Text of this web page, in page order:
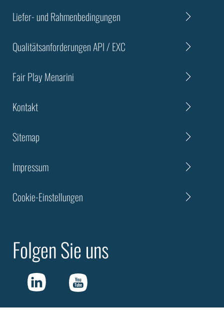
Liefer- und Rahmenbedingungen
Qualitätsanforderungen API / EXC
Fair Play Menarini
Kontakt
Sitemap
Impressum
Cookie-Einstellungen
Folgen Sie uns